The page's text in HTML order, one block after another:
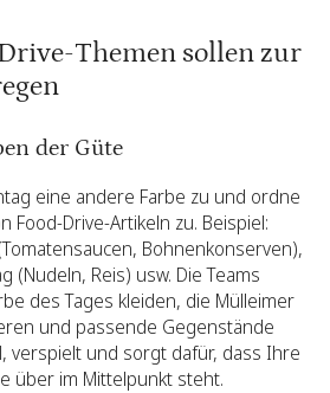
Themen sollen zur
der Güte
eine andere Farbe zu und ordne
Food-Drive-Artikeln zu. Beispiel:
Bohnenkonserven),
(Nudeln, Reis) usw. Die Teams
des Tages kleiden, die Mülleimer
und passende Gegenstände
verspielt und sorgt dafür, dass Ihre
über im Mittelpunkt steht.